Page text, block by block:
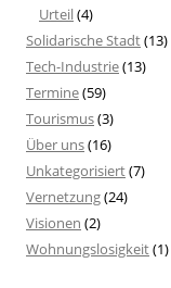
Urteil(4)
Solidarische Stadt(13)
Tech-Industrie(13)
Termine(59)
Tourismus(3)
Über uns(16)
Unkategorisiert(7)
Vernetzung(24)
Visionen (2)
Wohnungslosigkeit(1)